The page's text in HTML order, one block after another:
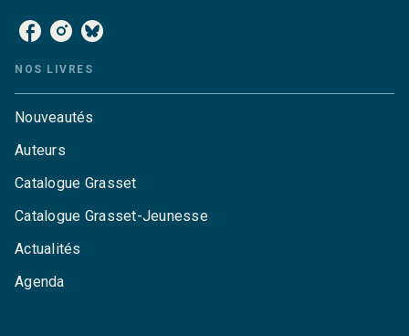
NOS LIVRES
Nouveautés
Auteurs
Catalogue Grasset
Catalogue Grasset-Jeunesse
Actualités
Agenda